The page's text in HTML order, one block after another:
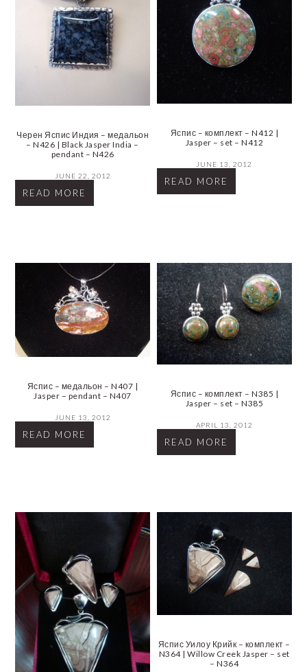
Черен Яспис Индия – медальон
– N426 | Black Jasper India –
pendant – N426
JUNE 22, 2012
READ MORE
Яспис – комплект – N412 |
Jasper – set – N412
JUNE 13, 2012
READ MORE
Яспис – медальон – N407 |
Jasper – pendant – N407
JUNE 13, 2012
READ MORE
Яспис – комплект – N385 |
Jasper – set – N385
APRIL 13, 2012
READ MORE
Яспис Уилоу Крийк – комплект –
N364 | Willow Creek Jasper – set
– N364